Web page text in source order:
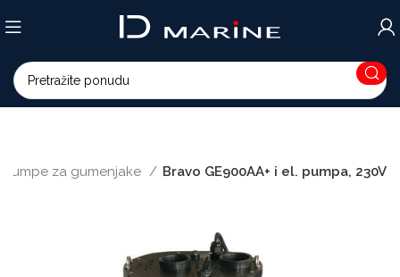
Pumpe za gumenjake Bravo GE900AA+ i el. pumpa, 230V